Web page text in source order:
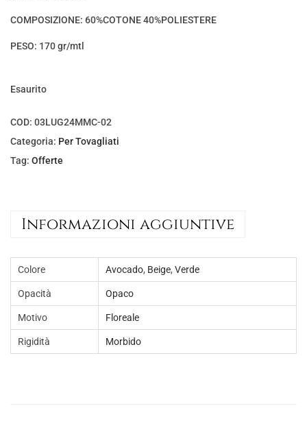
i
n
e
r
a
7
5
0
a
€
5
.
COMPOSIZIONE: 60%COTONE 40%POLIESTERE
PESO: 170 gr/mtl
Esaurito
COD: 03LUG24MMC-02
Categoria: Per Tovagliati
Tag: Offerte
Informazioni aggiuntive
Colore Avocado, Beige, Verde
Opacità Opaco
Motivo Floreale
Rigidità Morbido